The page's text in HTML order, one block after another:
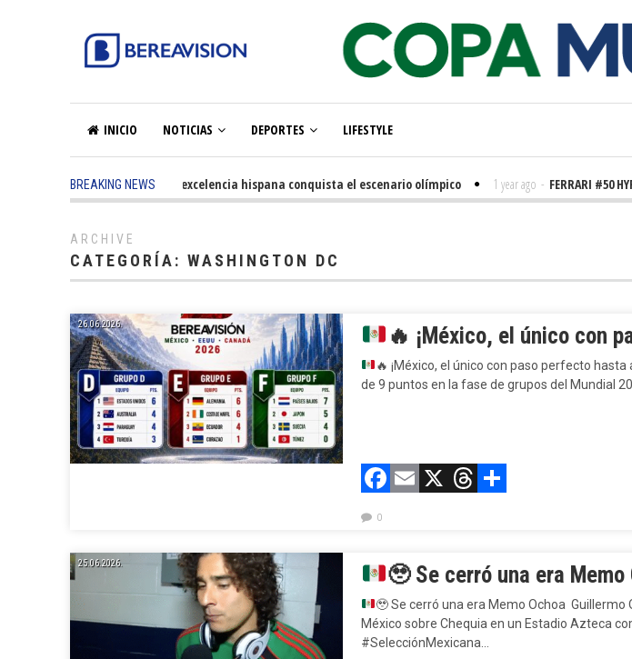
INICIO NOTICIAS DEPORTES LIFESTYLE
BREAKING NEWS
5 months ago - La excelencia hispana conquista el escenario olímpico 1 year ago - FERRARI #50
ARCHIVE
CATEGORÍA: WASHINGTON DC
26.06.2026. 🔥 ¡México, el único con
🔥 ¡México, el único con paso perfecto
de 9 puntos en la fase de grupos del Mundial
Facebook
Email
X Threads
0
25.06.2026. 🥹Se cerró una era Memo
🥹Se cerró una era Memo Ochoa Guillermo
México sobre Chequia en un Estadio Azteca
#SelecciónMexicana…